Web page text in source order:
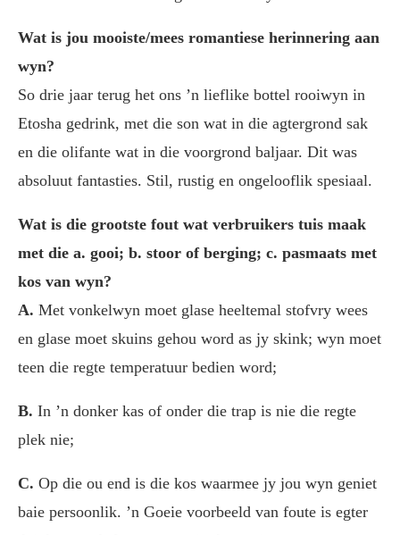
Wat is jou mooiste/mees romantiese herinnering aan
wyn?
So drie jaar terug het ons ’n lieflike bottel rooiwyn in
Etosha gedrink, met die son wat in die agtergrond sak
en die olifante wat in die voorgrond baljaar. Dit was
absoluut fantasties. Stil, rustig en ongelooflik spesiaal.
Wat is die grootste fout wat verbruikers tuis maak
met die a. gooi; b. stoor of berging; c. pasmaats met
kos van wyn?
A. Met vonkelwyn moet glase heeltemal stofvry wees
en glase moet skuins gehou word as jy skink; wyn moet
teen die regte temperatuur bedien word;
B. In ’n donker kas of onder die trap is nie die regte
plek nie;
C. Op die ou end is die kos waarmee jy jou wyn geniet
baie persoonlik. ’n Goeie voorbeeld van foute is egter